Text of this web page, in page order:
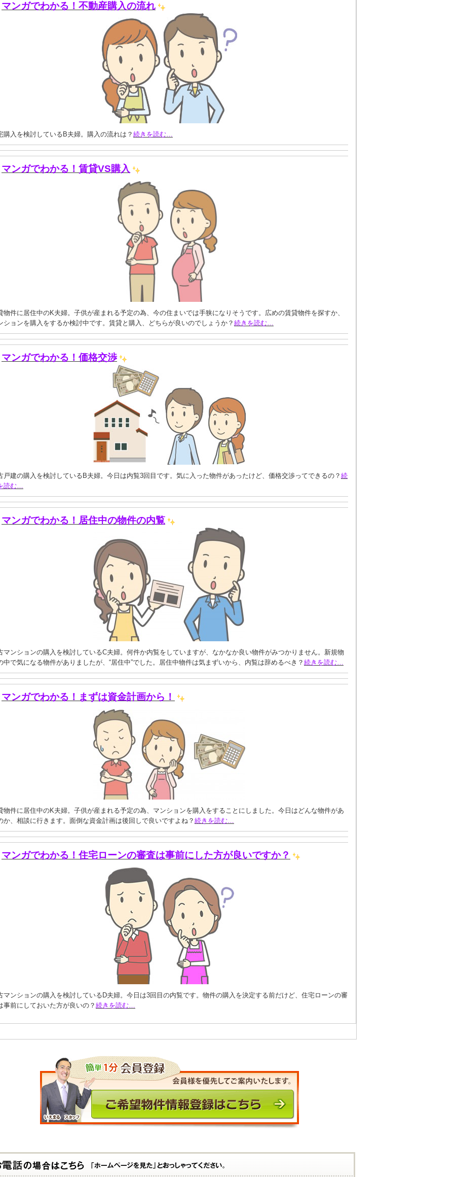
マンガでわかる！不動産購入の流れ
購入を検討しているB夫婦。購入の流れは？ 続きを読む…
マンガでわかる！賃貸VS購入
物件に居住中のK夫婦。子供が産まれる予定の為、今の住まいでは手狭になりそうです。広めの賃貸物件を探すか、
ションを購入をするか検討中です。賃貸と購入、どちらが良いのでしょうか？ 続きを読む…
マンガでわかる！価格交渉
戸建の購入を検討しているB夫婦。今日は内覧3回目です。気に入った物件があったけど、価格交渉ってできるの？ 続
読む…
マンガでわかる！居住中の物件の内覧
マンションの購入を検討しているC夫婦。何件か内覧をしていますが、なかなか良い物件がみつかりません。新規物
中で気になる物件がありましたが、“居住中”でした。居住中物件は気まずいから、内覧は辞めるべき？ 続きを読む…
マンガでわかる！まずは資金計画から！
物件に居住中のK夫婦。子供が産まれる予定の為、マンションを購入をすることにしました。今日はどんな物件があ
か、相談に行きます。面倒な資金計画は後回しで良いですよね？ 続きを読む…
マンガでわかる！住宅ローンの審査は事前にした方が良いですか？
マンションの購入を検討しているD夫婦。今日は3回目の内覧です。物件の購入を決定する前だけど、住宅ローンの審
事前にしておいた方が良いの？ 続きを読む…